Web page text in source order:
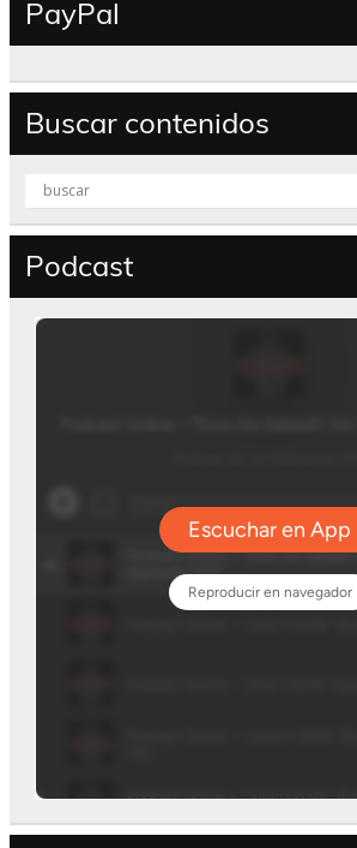
PayPal
Buscar contenidos
Podcast